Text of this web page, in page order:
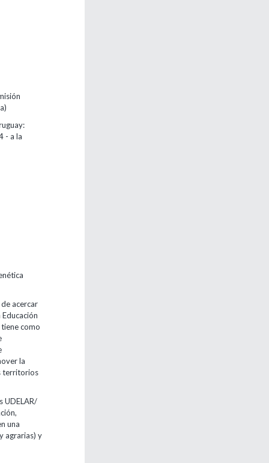
- a la
acercar
como
la
territorios
UDELAR/
una
agrarias) y